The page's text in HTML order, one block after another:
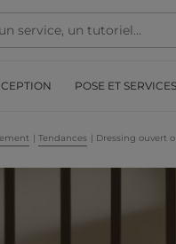
POSE ET SERVICES
| Tendances | Dressing ouvert